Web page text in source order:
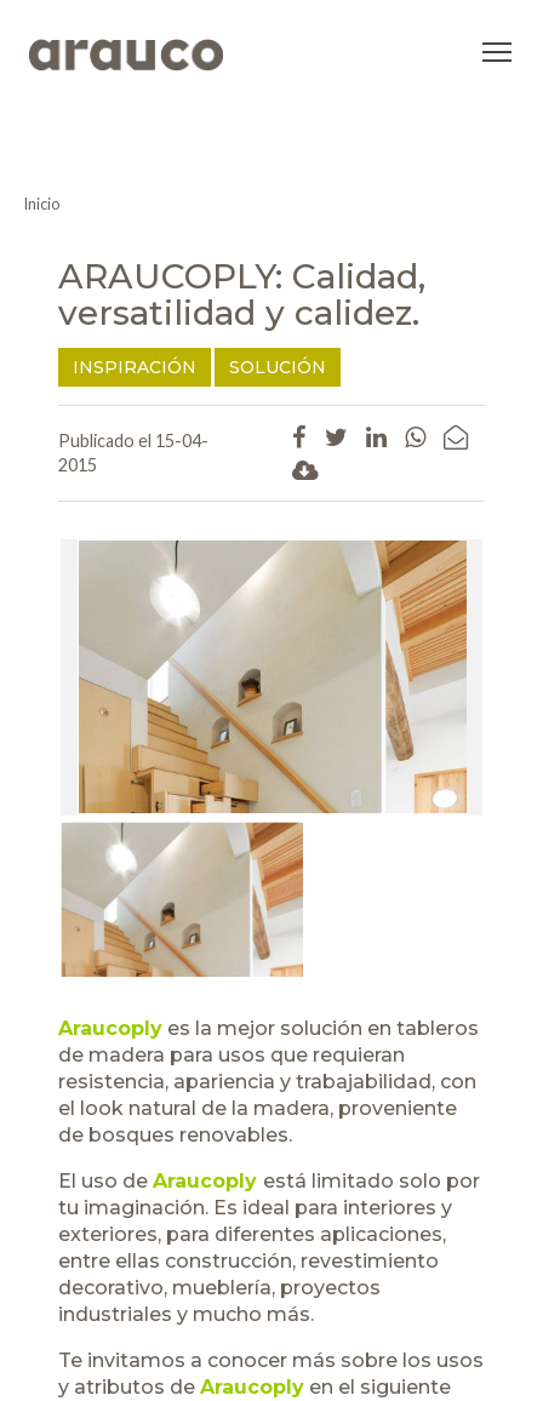
Inicio
ARAUCOPLY: Calidad,
versatilidad y calidez.
INSPIRACIÓN SOLUCIÓN
Publicado el 15-04-
2015
Araucoply es la mejor solución en tableros
de madera para usos que requieran
resistencia, apariencia y trabajabilidad, con
el look natural de la madera, proveniente
de bosques renovables.
El uso de Araucoply está limitado solo por
tu imaginación. Es ideal para interiores y
exteriores, para diferentes aplicaciones,
entre ellas construcción, revestimiento
decorativo, mueblería, proyectos
industriales y mucho más.
Te invitamos a conocer más sobre los usos
y atributos de Araucoply en el siguiente